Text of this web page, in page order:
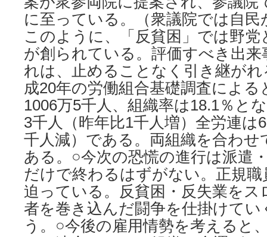
に至っている。（衆議院では自
このように、「反貧困」では野党
が創られている。評価すべき出
れは、止めることなく引き継が
成20年の労働組合基礎調査による
1006万5千人、組織率は18.1％と
3千人（昨年比1千人増）全労連は
千人減）である。両組織を合わせ
ある。○今次の恐慌の進行は派遣
だけで終わるはずがない。正規
迫っている。反貧困・反失業をス
者を巻き込んだ闘争を仕掛けて
う。○今後の雇用情勢を考えると